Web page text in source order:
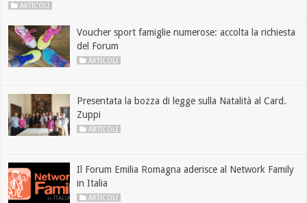
ARTICOLI
Voucher sport famiglie numerose: accolta la richiesta
del Forum
ARTICOLI
Presentata la bozza di legge sulla Natalità al Card.
Zuppi
ARTICOLI
Il Forum Emilia Romagna aderisce al Network Family
in Italia
ARTICOLI